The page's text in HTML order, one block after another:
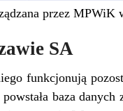
przez MPWiK
SA
funkcjonują
baza danych